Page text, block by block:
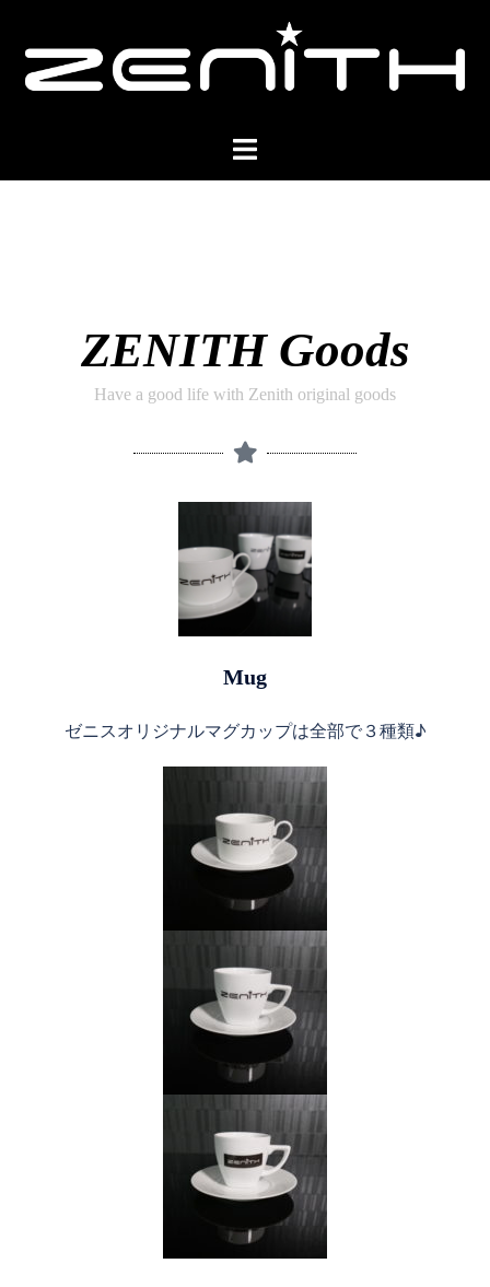
ZENITH Goods
Have a good life with Zenith original goods
Mug
ゼニスオリジナルマグカップは全部で３種類♪